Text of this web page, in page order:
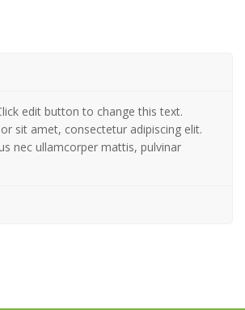
edit button to change this text.
sit amet, consectetur adipiscing elit.
nec ullamcorper mattis, pulvinar